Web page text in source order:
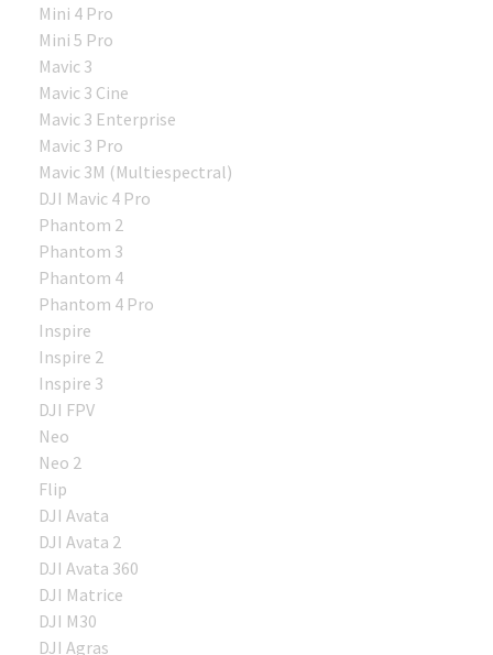
Mini 4 Pro
Mini 5 Pro
Mavic 3
Mavic 3 Cine
Mavic 3 Enterprise
Mavic 3 Pro
Mavic 3M (Multiespectral)
DJI Mavic 4 Pro
Phantom 2
Phantom 3
Phantom 4
Phantom 4 Pro
Inspire
Inspire 2
Inspire 3
DJI FPV
Neo
Neo 2
Flip
DJI Avata
DJI Avata 2
DJI Avata 360
DJI Matrice
DJI M30
DJI Agras